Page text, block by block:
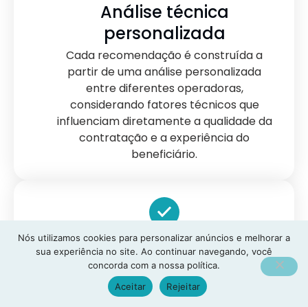
Análise técnica
personalizada
Cada recomendação é construída a
partir de uma análise personalizada
entre diferentes operadoras,
considerando fatores técnicos que
influenciam diretamente a qualidade da
contratação e a experiência do
beneficiário.
Consultoria do início ao
fim
Nossa equipe acompanha todas as
Nós utilizamos cookies para personalizar anúncios e melhorar a
sua experiência no site. Ao continuar navegando, você
concorda com a nossa política.
Aceitar
Rejeitar